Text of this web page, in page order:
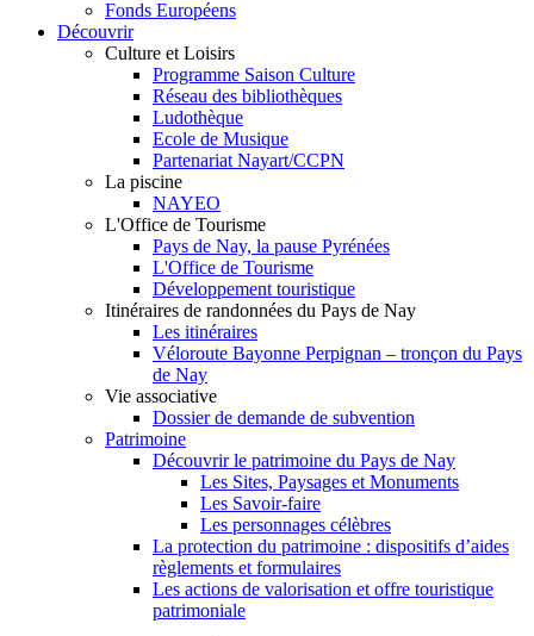
Fonds Européens
Découvrir
Culture et Loisirs
Programme Saison Culture
Réseau des bibliothèques
Ludothèque
Ecole de Musique
Partenariat Nayart/CCPN
La piscine
NAYEO
L'Office de Tourisme
Pays de Nay, la pause Pyrénées
L'Office de Tourisme
Développement touristique
Itinéraires de randonnées du Pays de Nay
Les itinéraires
Véloroute Bayonne Perpignan – tronçon du Pays
de Nay
Vie associative
Dossier de demande de subvention
Patrimoine
Découvrir le patrimoine du Pays de Nay
Les Sites, Paysages et Monuments
Les Savoir-faire
Les personnages célèbres
La protection du patrimoine : dispositifs d’aides
règlements et formulaires
Les actions de valorisation et offre touristique
patrimoniale